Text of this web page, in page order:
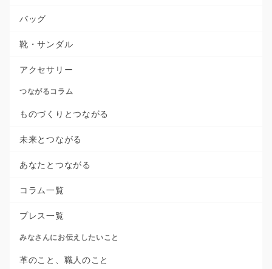
バッグ
靴・サンダル
アクセサリー
つながるコラム
ものづくりとつながる
未来とつながる
あなたとつながる
コラム一覧
プレス一覧
みなさんにお伝えしたいこと
革のこと、職人のこと